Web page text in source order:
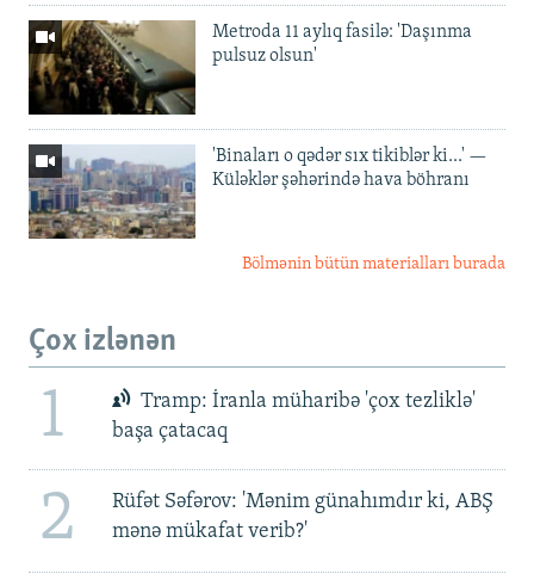
Metroda 11 aylıq fasilə: 'Daşınma
pulsuz olsun'
'Binaları o qədər sıx tikiblər ki...' —
Küləklər şəhərində hava böhranı
Bölmənin bütün materialları burada
Çox izlənən
1
Tramp: İranla müharibə 'çox tezliklə'
başa çatacaq
2
Rüfət Səfərov: 'Mənim günahımdır ki, ABŞ
mənə mükafat verib?'